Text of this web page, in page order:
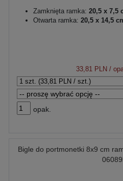
Zamknięta ramka: 20,5 x 7,5
Otwarta ramka: 20,5 x 14,5
33,81 PLN /
opak.
Bigle do portmonetki 8x9 cm